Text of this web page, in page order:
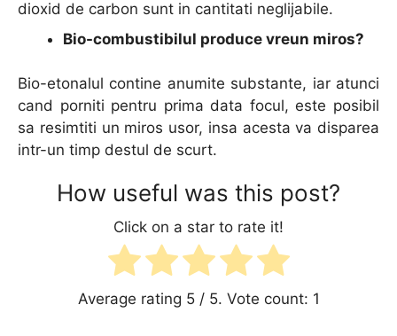
dioxid de carbon sunt in cantitati neglijabile.
Bio-combustibilul produce vreun miros?
Bio-etonalul contine anumite substante, iar atunci
cand porniti pentru prima data focul, este posibil
sa resimtiti un miros usor, insa acesta va disparea
intr-un timp destul de scurt.
How useful was this post?
Click on a star to rate it!
Average rating 5/ 5. Vote count: 1